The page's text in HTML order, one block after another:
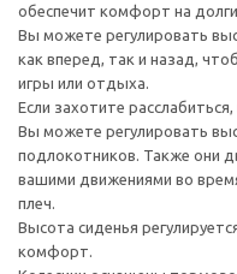
обеспечит комфорт на
Вы можете регулировать
как вперед, так и назад,
игры или отдыха.
Если захотите
Вы можете регулировать
подлокотников. Также они
вашими движениями во
плеч.
Высота сиденья
комфорт.